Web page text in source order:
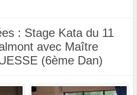
: Stage Kata du 11
avec Maître
(6ème Dan)